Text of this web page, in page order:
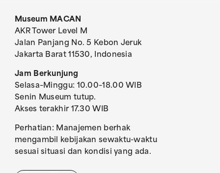
Museum MACAN
AKR Tower Level M
Jalan Panjang No. 5 Kebon Jeruk
Jakarta Barat 11530, Indonesia
Jam Berkunjung
Selasa–Minggu: 10.00–18.00 WIB
Senin Museum tutup.
Akses terakhir 17.30 WIB
Perhatian: Manajemen berhak
mengambil kebijakan sewaktu-waktu
sesuai situasi dan kondisi yang ada.